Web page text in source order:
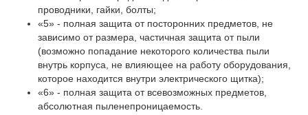
проводники, гайки, болты;
«5» - полная защита от посторонних предметов, не
зависимо от размера, частичная защита от пыли
(возможно попадание некоторого количества пыли
внутрь корпуса, не влияющее на работу оборудования,
которое находится внутри электрического щитка);
«6» - полная защита от всевозможных предметов,
абсолютная пыленепроницаемость.